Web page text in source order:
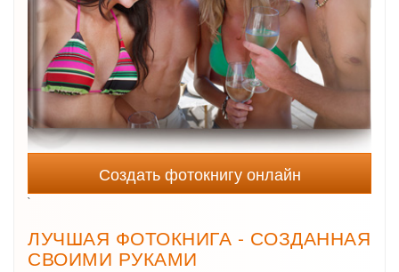
Создать фотокнигу онлайн
`
ЛУЧШАЯ ФОТОКНИГА - СОЗДАННАЯ
СВОИМИ РУКАМИ